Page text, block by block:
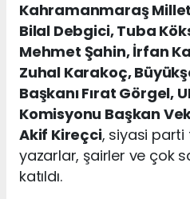
Kahramanmaraş
Bilal Debgici, Tuba
Mehmet Şahin, İrfan
Zuhal Karakoç,
Başkanı Fırat Görgel,
Komisyonu Başkan
Akif Kireçci, siyasi parti
yazarlar, şairler ve çok
katıldı.